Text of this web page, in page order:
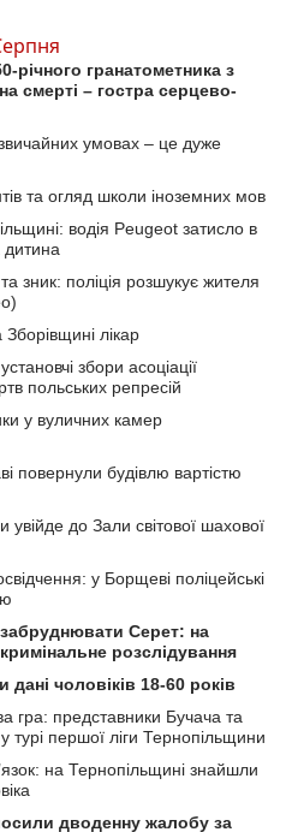
річного гранатометника з
смерті – гостра серцево-
умовах – це дуже
та огляд школи іноземних мов
водія Peugeot затисло в
дитина
зник: поліція розшукує жителя
лікар
збори асоціації
польських репресій
у вуличних камер
повернули будівлю вартістю
до Зали світової шахової
у Борщеві поліцейські
Серет: на
розслідування
чоловіків 18-60 років
гра: представники Бучача та
першої ліги Тернопільщини
на Тернопільщині знайшли
дводенну жалобу за